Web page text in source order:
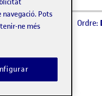
Ordre:
Pots
ne més